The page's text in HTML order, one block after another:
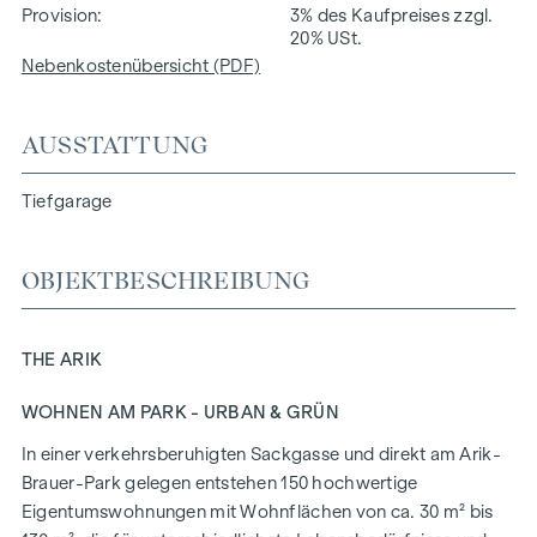
Provision
3% des Kaufpreises zzgl.
20% USt.
Nebenkostenübersicht (PDF)
AUSSTATTUNG
Tiefgarage
OBJEKTBESCHREIBUNG
THE ARIK
WOHNEN AM PARK - URBAN & GRÜN
In einer verkehrsberuhigten Sackgasse und direkt am Arik-
Brauer-Park gelegen entstehen 150 hochwertige
Eigentumswohnungen mit Wohnflächen von ca. 30 m² bis